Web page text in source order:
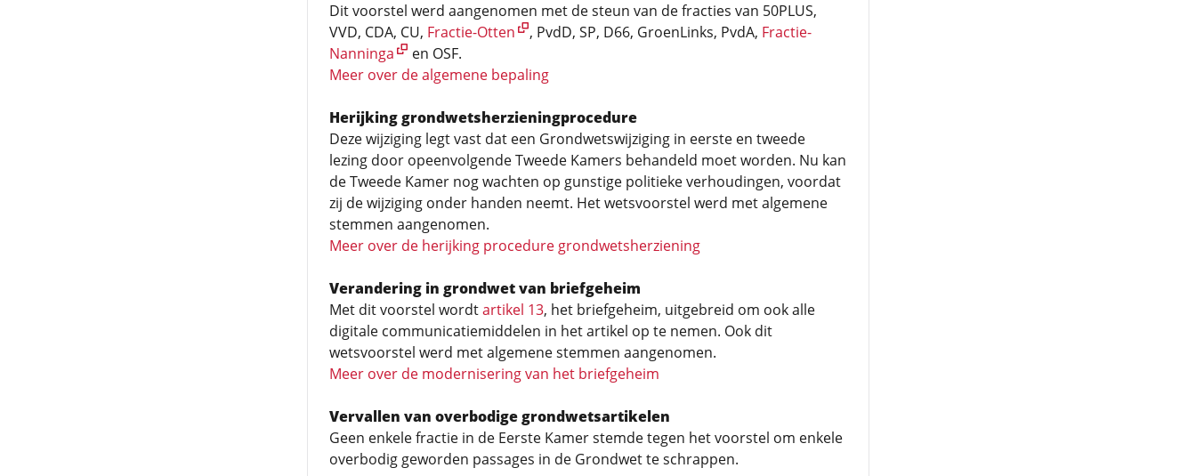
Dit voorstel werd aangenomen met de steun van de fracties van 50PLUS,
VVD, CDA, CU, Fractie-Otten , PvdD, SP, D66, GroenLinks, PvdA, Fractie-
Nanninga
en OSF.
Meer over de algemene bepaling
Herijking grondwetsherzieningprocedure
Deze wijziging legt vast dat een Grondwetswijziging in eerste en tweede
lezing door opeenvolgende Tweede Kamers behandeld moet worden. Nu kan
de Tweede Kamer nog wachten op gunstige politieke verhoudingen, voordat
zij de wijziging onder handen neemt. Het wetsvoorstel werd met algemene
stemmen aangenomen.
Meer over de herijking procedure grondwetsherziening
Verandering in grondwet van briefgeheim
Met dit voorstel wordtartikel 13, het briefgeheim, uitgebreid om ook alle
digitale communicatiemiddelen in het artikel op te nemen. Ook dit
wetsvoorstel werd met algemene stemmen aangenomen.
Meer over de modernisering van het briefgeheim
Vervallen van overbodige grondwetsartikelen
Geen enkele fractie in de Eerste Kamer stemde tegen het voorstel om enkele
overbodig geworden passages in de Grondwet te schrappen.